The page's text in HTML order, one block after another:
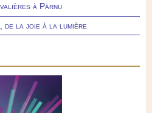
à Pärnu
de la joie à la lumière